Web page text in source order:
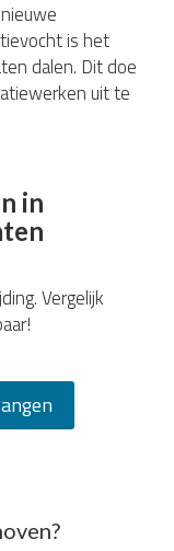
is het
dalen. Dit doe
uit te
in
Vergelijk